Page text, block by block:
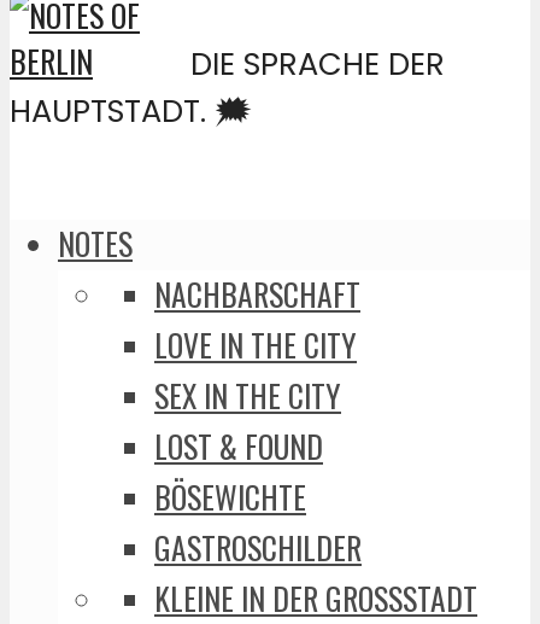
DIE SPRACHE DER
HAUPTSTADT. 🗯️
NOTES
NACHBARSCHAFT
LOVE IN THE CITY
SEX IN THE CITY
LOST & FOUND
BÖSEWICHTE
GASTROSCHILDER
KLEINE IN DER GROSSSTADT